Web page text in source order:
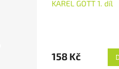
KAREL GOTT 1. díl
158 Kč